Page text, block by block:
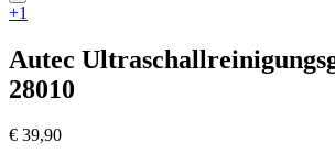
+1
Autec
28010
€ 39,90